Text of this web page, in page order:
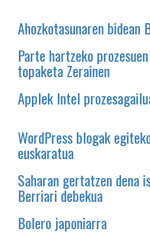
Ahozkotasunaren bidean
Parte hartzeko
topaketa Zerainen
Applek Intel
WordPress blogak
euskaratua
Saharan gertatzen dena
Berriari debekua
Bolero japoniarra